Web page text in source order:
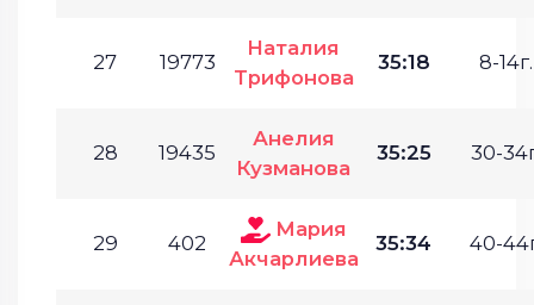
27 19773
Наталия
Трифонова
35:18 8-14г.
28 19435
Анелия
Кузманова
35:25 30-
29 402
Мария
Акчарлиева
35:34 40-